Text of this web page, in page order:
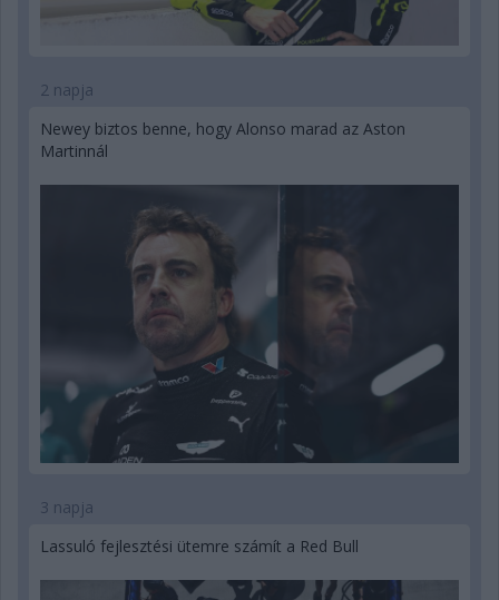
2 napja
Newey biztos benne, hogy Alonso marad az Aston
Martinnál
3 napja
Lassuló fejlesztési ütemre számít a Red Bull